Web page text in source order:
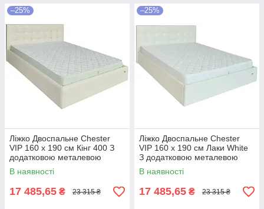
–25%
Ліжко Двоспальне Chester
VIP 160 х 190 см Кінг 400 З
додатковою металевою
цільнозварною рамою C1
Білий
В наявності
17 485,65 ₴ 23 315 ₴
–25%
Ліжко Двоспальне Chester
VIP 160 х 190 см Лаки White
З додатковою металевою
цільнозварною рамою Білий
В наявності
17 485,65 ₴ 23 315 ₴